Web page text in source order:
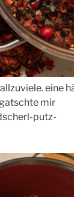
eine
mir
putz-